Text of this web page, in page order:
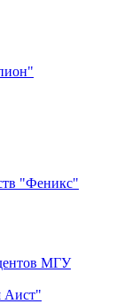
"Феникс"
МГУ
Аист"